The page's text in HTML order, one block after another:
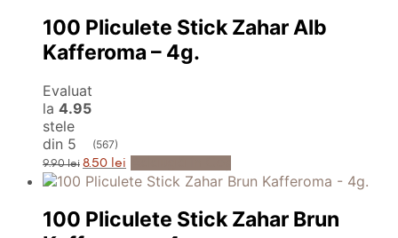
100 Pliculete Stick Zahar Alb
Kafferoma – 4g.
Evaluat
la 4.95
stele
din 5
(567)
9.90lei Prețul
inițial
a
9.90 lei.
8.50 lei Prețul
curent
este:
100 Pliculete Stick Zahar Brun